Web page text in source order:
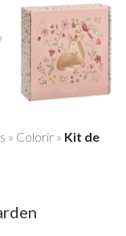
» Colorir » Kit de